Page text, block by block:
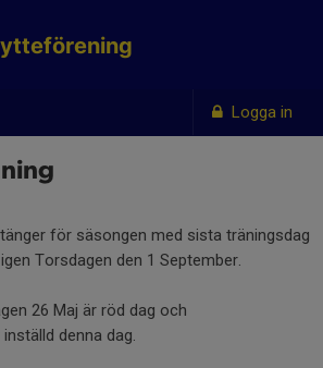
Logga in
för säsongen med sista träningsdag
Torsdagen den 1 September.
26 Maj är röd dag och
denna dag.